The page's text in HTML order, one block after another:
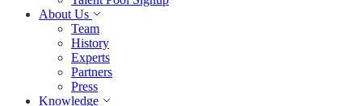
About Us
Team
History
Experts
Partners
Press
Knowledge